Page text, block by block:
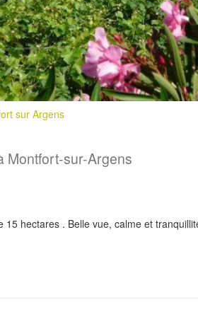
sur Argens
Montfort-sur-Argens
hectares . Belle vue, calme et